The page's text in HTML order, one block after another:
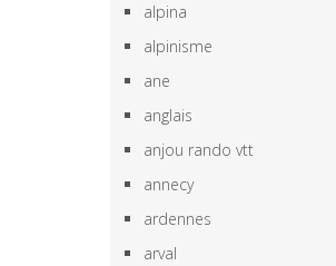
alpina
alpinisme
ane
anglais
anjou rando vtt
annecy
ardennes
arval